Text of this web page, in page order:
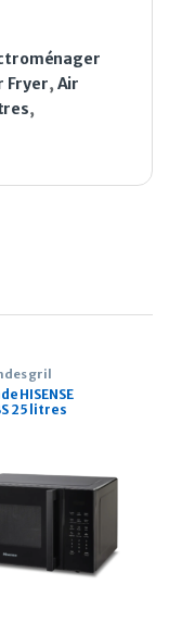
Fryer, Air
,
gril
HISENSE
25 litres